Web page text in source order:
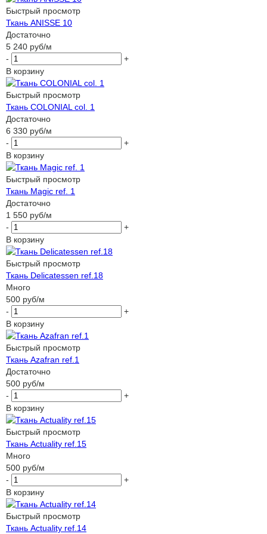
Быстрый просмотр
Ткань ANISSE 10
Достаточно
5 240 руб/м
-
+
В корзину
Быстрый просмотр
Ткань COLONIAL col. 1
Достаточно
6 330 руб/м
-
+
В корзину
Быстрый просмотр
Ткань Magic ref. 1
Достаточно
1 550 руб/м
-
+
В корзину
Быстрый просмотр
Ткань Delicatessen ref.18
Много
500 руб/м
-
+
В корзину
Быстрый просмотр
Ткань Azafran ref.1
Достаточно
500 руб/м
-
+
В корзину
Быстрый просмотр
Ткань Actuality ref.15
Много
500 руб/м
-
+
В корзину
Быстрый просмотр
Ткань Actuality ref.14